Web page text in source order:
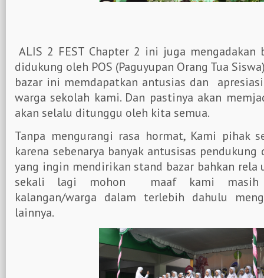
ALIS 2 FEST Chapter 2 ini juga mengadakan
didukung oleh POS (Paguyupan Orang Tua
bazar ini memdapatkan antusias dan
warga sekolah kami. Dan pastinya akan
akan selalu ditunggu oleh kita semua.
Tanpa mengurangi rasa hormat, Kami pihak
karena sebenarya banyak antusisas
yang ingin mendirikan stand bazar bahkan rela
sekali lagi mohon maaf kami masih
kalangan/warga dalam terlebih dahulu
lainnya.